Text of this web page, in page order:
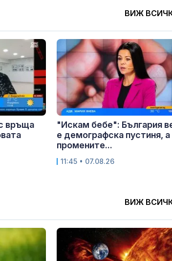
ВИЖ
връща
"Искам бебе": България
е демографска пустиня, а
промените...
11:45 • 07.08.26
ВИЖ